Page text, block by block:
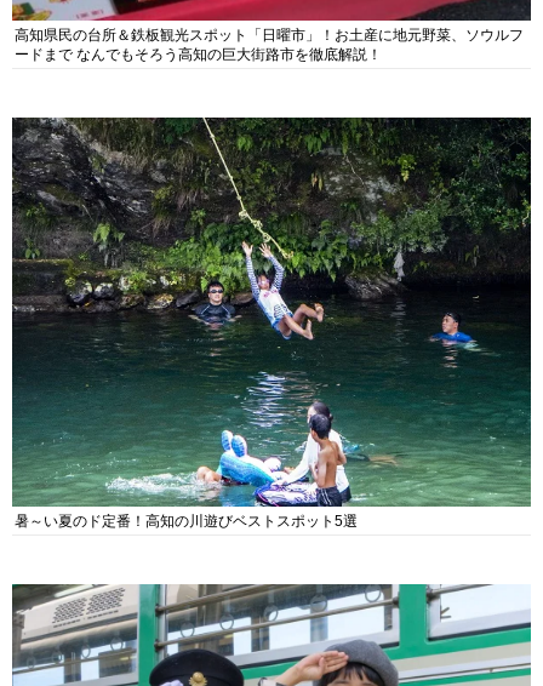
高知県民の台所＆鉄板観光スポット「日曜市」！お土産に地元野菜、ソウルフ
ードまで なんでもそろう高知の巨大街路市を徹底解説！
暑～い夏のド定番！高知の川遊びベストスポット5選